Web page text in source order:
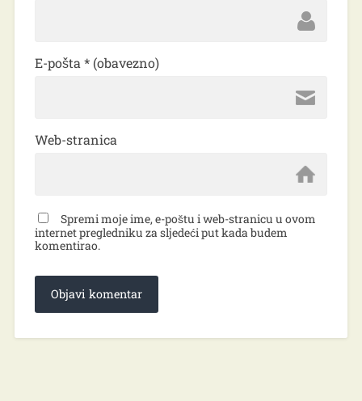
E-pošta * (obavezno)
Web-stranica
Spremi moje ime, e-poštu i web-stranicu u ovom
internet pregledniku za sljedeći put kada budem
komentirao.